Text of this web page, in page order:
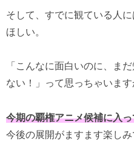
そして、すでに観ている人
ほしい。
「こんなに面白いのに、ま
ない！」って思っちゃいます
今期の覇権アニメ候補に入
今後の展開がますます楽しみ